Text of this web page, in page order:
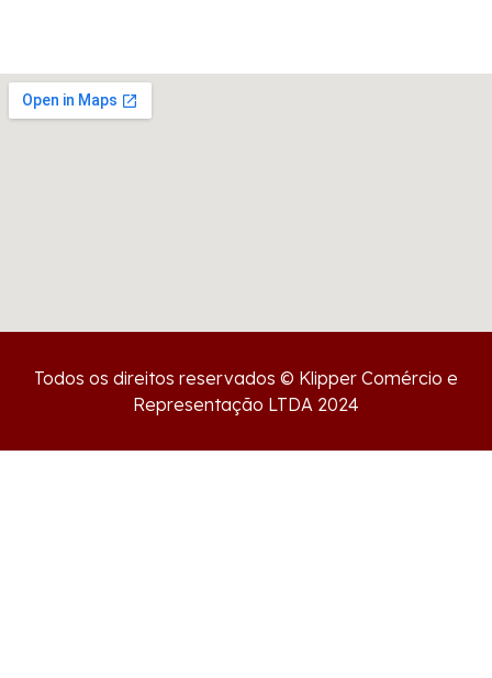
Todos os direitos reservados © Klipper Comércio e
Representação LTDA 2024